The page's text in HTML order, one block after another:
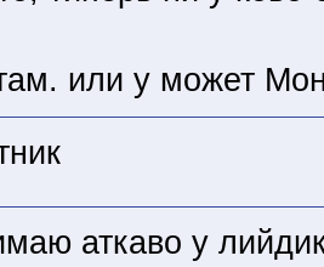
или у может
аткаво у